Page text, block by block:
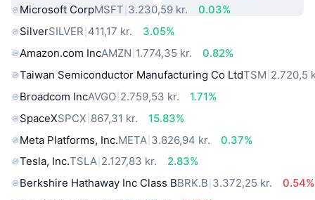
Microsoft CorpMSFT 3.230,59 kr.
0.03%
SilverSILVER 411,17 kr.
3.05%
Amazon.com IncAMZN 1.774,35 kr.
0.82%
Taiwan Semiconductor Manufacturing Co LtdTSM 2.720,5
Broadcom IncAVGO 2.759,53 kr.
1.71%
SpaceXSPCX 867,31 kr.
15.83%
Meta Platforms, Inc.META 3.826,94 kr.
0.37%
Tesla, Inc.TSLA 2.127,83 kr.
2.83%
Berkshire Hathaway Inc Class BBRK.B 3.372,25 kr.
0.54%